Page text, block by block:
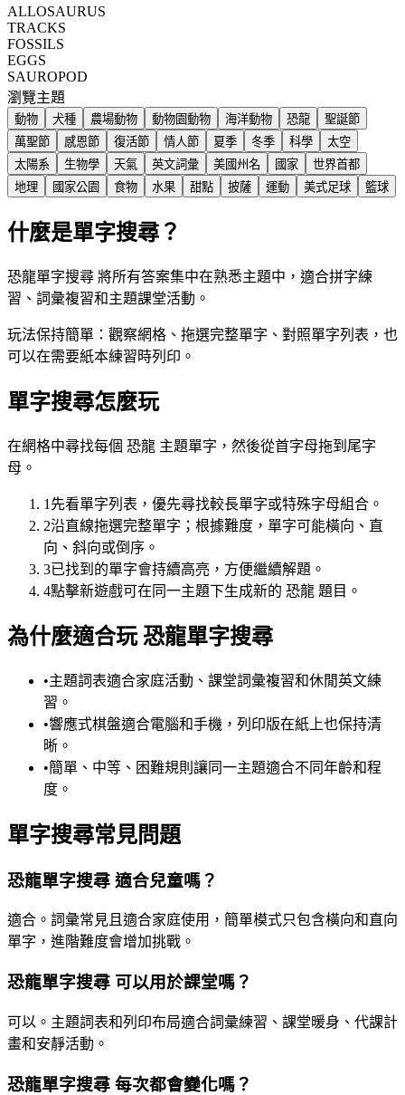
ALLOSAURUS
TRACKS
FOSSILS
EGGS
SAUROPOD
瀏覽主題
動物 犬種 農場動物 動物園動物 海洋動物 恐龍
聖誕節
萬聖節
感恩節 復活節 情人節 夏季 冬季 科學
太空
太陽系
生物學 天氣 英文詞彙 美國州名 國家
世界首都
地理
國家公園 食物 水果 甜點 披薩 運動 美式足球 籃球
什麼是單字搜尋？
恐龍單字搜尋 將所有答案集中在熟悉主題中，適合拼字練
習、詞彙複習和主題課堂活動。
玩法保持簡單：觀察網格、拖選完整單字、對照單字列表，也
可以在需要紙本練習時列印。
單字搜尋怎麼玩
在網格中尋找每個 恐龍 主題單字，然後從首字母拖到尾字
母。
1 先看單字列表，優先尋找較長單字或特殊字母組合。
2沿直線拖選完整單字；根據難度，單字可能橫向、直
向、斜向或倒序。
3已找到的單字會持續高亮，方便繼續解題。
4點擊新遊戲可在同一主題下生成新的 恐龍 題目。
為什麼適合玩 恐龍單字搜尋
•主題詞表適合家庭活動、課堂詞彙複習和休閒英文練
習。
•響應式棋盤適合電腦和手機，列印版在紙上也保持清
晰。
•簡單、中等、困難規則讓同一主題適合不同年齡和程
度。
單字搜尋常見問題
恐龍單字搜尋 適合兒童嗎？
適合。詞彙常見且適合家庭使用，簡單模式只包含橫向和直向
單字，進階難度會增加挑戰。
恐龍單字搜尋 可以用於課堂嗎？
可以。主題詞表和列印布局適合詞彙練習、課堂暖身、代課計
畫和安靜活動。
恐龍單字搜尋 每次都會變化嗎？